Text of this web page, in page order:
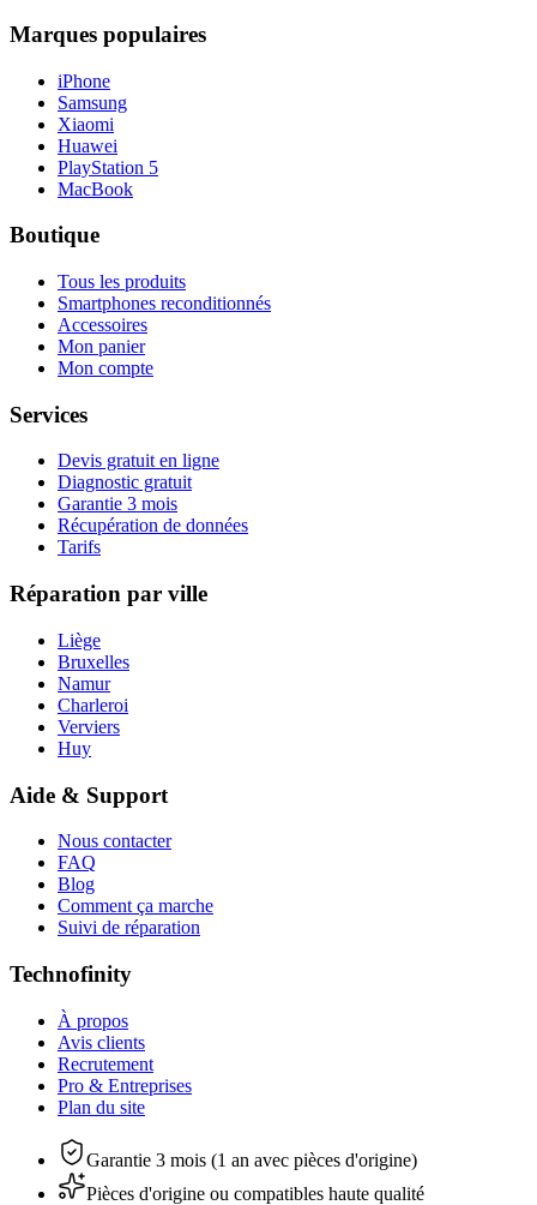
Marques populaires
iPhone
Samsung
Xiaomi
Huawei
PlayStation 5
MacBook
Boutique
Tous les produits
Smartphones reconditionnés
Accessoires
Mon panier
Mon compte
Services
Devis gratuit en ligne
Diagnostic gratuit
Garantie 3 mois
Récupération de données
Tarifs
Réparation par ville
Liège
Bruxelles
Namur
Charleroi
Verviers
Huy
Aide & Support
Nous contacter
FAQ
Blog
Comment ça marche
Suivi de réparation
Technofinity
À propos
Avis clients
Recrutement
Pro & Entreprises
Plan du site
Garantie 3 mois (1 an avec pièces d'origine)
Pièces d'origine ou compatibles haute qualité